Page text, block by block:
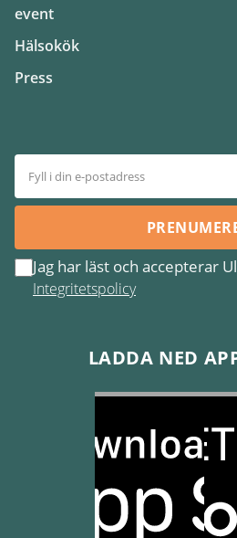
event
Hälsokök
Press
Jag har läst och accepterar
Integritetspolicy
LADDA NED